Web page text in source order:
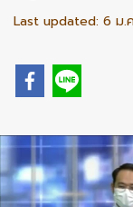
Last updated: 6 ม.